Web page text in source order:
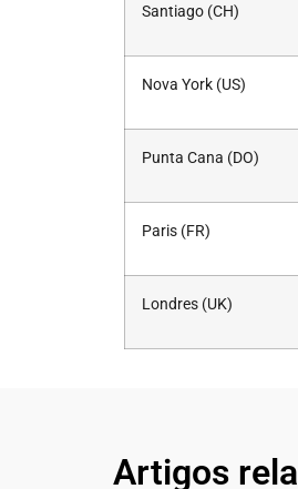
Santiago (CH)
Nova York (US)
Punta Cana (DO)
Paris (FR)
Londres (UK)
Artigos